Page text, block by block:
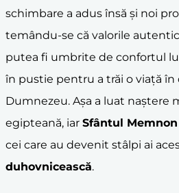
schimbare a adus însă și noi
temându-se că valorile
putea fi umbrite de confortul
în pustie pentru a trăi o viață
Dumnezeu. Așa a luat naștere
egipteană, iar Sfântul Memnon
cei care au devenit stâlpi ai
duhovnicească.